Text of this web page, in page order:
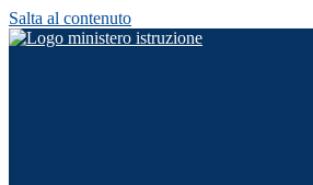
Salta al contenuto